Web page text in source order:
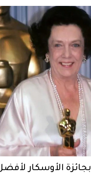
بجائزة الأوسكار